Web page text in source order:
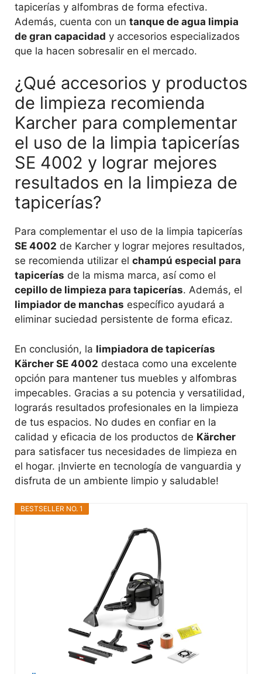
tapicerías y alfombras de forma efectiva.
Además, cuenta con un tanque de agua limpia
de gran capacidad y accesorios especializados
que la hacen sobresalir en el mercado.
¿Qué accesorios y productos
de limpieza recomienda
Karcher para complementar
el uso de la limpia tapicerías
SE 4002 y lograr mejores
resultados en la limpieza de
tapicerías?
Para complementar el uso de la limpia tapicerías
SE 4002 de Karcher y lograr mejores resultados,
se recomienda utilizar el champú especial para
tapicerías de la misma marca, así como el
cepillo de limpieza para tapicerías. Además, el
limpiador de manchas específico ayudará a
eliminar suciedad persistente de forma eficaz.
En conclusión, la limpiadora de tapicerías
Kärcher SE 4002 destaca como una excelente
opción para mantener tus muebles y alfombras
impecables. Gracias a su potencia y versatilidad,
lograrás resultados profesionales en la limpieza
de tus espacios. No dudes en confiar en la
calidad y eficacia de los productos de Kärcher
para satisfacer tus necesidades de limpieza en
el hogar. ¡Invierte en tecnología de vanguardia y
disfruta de un ambiente limpio y saludable!
BESTSELLER NO. 1